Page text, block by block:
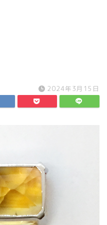
2024年3月15日